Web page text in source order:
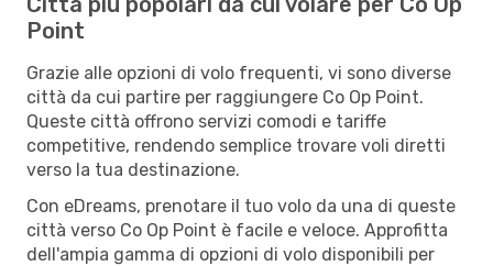
Point
Grazie alle opzioni di volo frequenti, vi sono diverse
città da cui partire per raggiungere Co Op Point.
Queste città offrono servizi comodi e tariffe
competitive, rendendo semplice trovare voli diretti
verso la tua destinazione.
Con eDreams, prenotare il tuo volo da una di queste
città verso Co Op Point è facile e veloce. Approfitta
dell'ampia gamma di opzioni di volo disponibili per